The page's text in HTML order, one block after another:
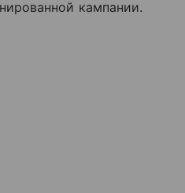
кампании.